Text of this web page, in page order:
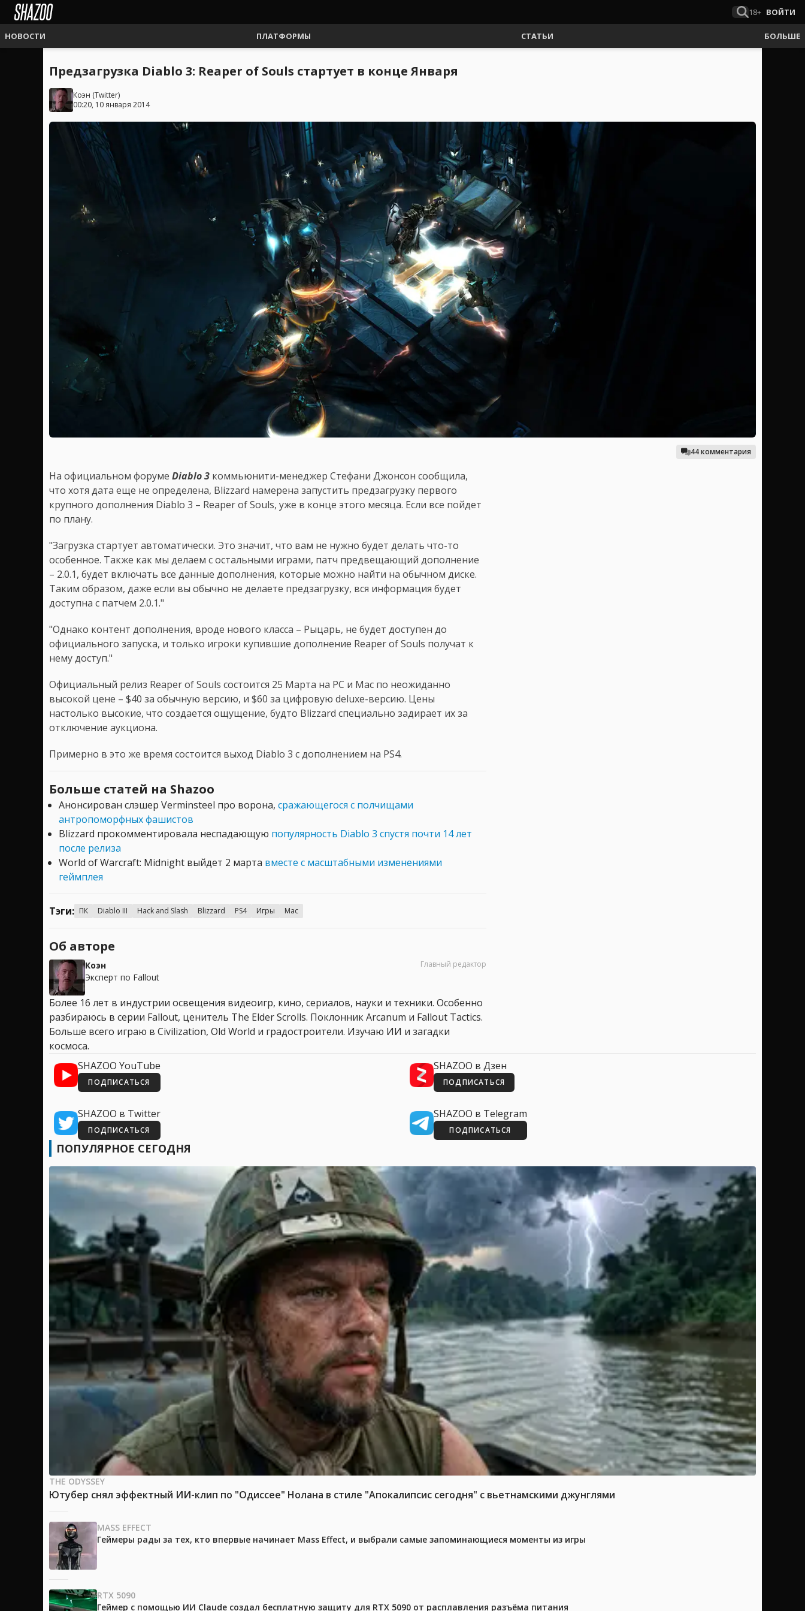
18+ ВОЙТИ
НОВОСТИ ПЛАТФОРМЫ СТАТЬИ БОЛЬШЕ
Предзагрузка Diablo 3: Reaper of Souls стартует в конце Января
Коэн (Twitter)
00:20, 10 января 2014
44 комментария
На официальном форуме Diablo 3 коммьюнити-менеджер Стефани Джонсон сообщила,
что хотя дата еще не определена, Blizzard намерена запустить предзагрузку первого
крупного дополнения Diablo 3 – Reaper of Souls, уже в конце этого месяца. Если все пойдет
по плану.
"Загрузка стартует автоматически. Это значит, что вам не нужно будет делать что-то
особенное. Также как мы делаем с остальными играми, патч предвещающий дополнение
– 2.0.1, будет включать все данные дополнения, которые можно найти на обычном диске.
Таким образом, даже если вы обычно не делаете предзагрузку, вся информация будет
доступна с патчем 2.0.1."
"Однако контент дополнения, вроде нового класса – Рыцарь, не будет доступен до
официального запуска, и только игроки купившие дополнение Reaper of Souls получат к
нему доступ."
Официальный релиз Reaper of Souls состоится 25 Марта на PC и Mac по неожиданно
высокой цене – $40 за обычную версию, и $60 за цифровую deluxe-версию. Цены
настолько высокие, что создается ощущение, будто Blizzard специально задирает их за
отключение аукциона.
Примерно в это же время состоится выход Diablo 3 с дополнением на PS4.
Больше статей на Shazoo
Анонсирован слэшер Verminsteel про ворона, сражающегося с полчищами
антропоморфных фашистов
Blizzard прокомментировала неспадающую популярность Diablo 3 спустя почти 14 лет
после релиза
World of Warcraft: Midnight выйдет 2 марта вместе с масштабными изменениями
геймплея
Тэги: ПК Diablo III Hack and Slash Blizzard PS4 Игры Mac
Об авторе
Коэн
Эксперт по Fallout
Главный редактор
Более 16 лет в индустрии освещения видеоигр, кино, сериалов, науки и техники. Особенно
разбираюсь в серии Fallout, ценитель The Elder Scrolls. Поклонник Arcanum и Fallout Tactics.
Больше всего играю в Civilization, Old World и градостроители. Изучаю ИИ и загадки
космоса.
SHAZOO YouTube
ПОДПИСАТЬСЯ
SHAZOO в Дзен
ПОДПИСАТЬСЯ
SHAZOO в Twitter
ПОДПИСАТЬСЯ
SHAZOO в Telegram
ПОДПИСАТЬСЯ
ПОПУЛЯРНОЕ СЕГОДНЯ
THE ODYSSEY
Ютубер снял эффектный ИИ-клип по "Одиссее" Нолана в стиле "Апокалипсис сегодня" с вьетнамскими джунглями
MASS EFFECT
Геймеры рады за тех, кто впервые начинает Mass Effect, и выбрали самые запоминающиеся моменты из игры
RTX 5090
Геймер с помощью ИИ Claude создал бесплатную защиту для RTX 5090 от расплавления разъёма питания